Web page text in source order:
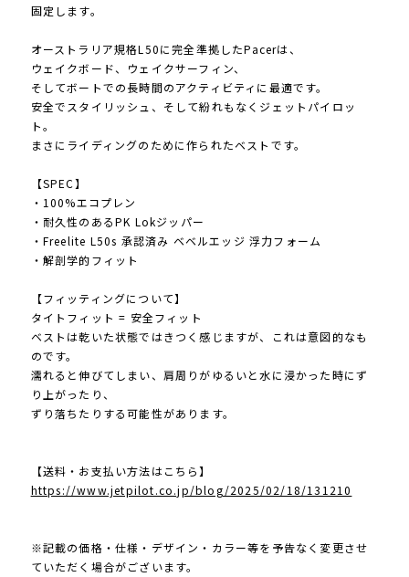
固定します。
オーストラリア規格L50に完全準拠したPacerは、
ウェイクボード、ウェイクサーフィン、
そしてボートでの長時間のアクティビティに最適です。
安全でスタイリッシュ、そして紛れもなくジェットパイロッ
ト。
まさにライディングのために作られたベストです。
【SPEC】
・100%エコプレン
・耐久性のあるPK Lokジッパー
・Freelite L50s 承認済み ベベルエッジ 浮力フォーム
・解剖学的フィット
【フィッティングについて】
タイトフィット = 安全フィット
ベストは乾いた状態ではきつく感じますが、これは意図的なも
のです。
濡れると伸びてしまい、肩周りがゆるいと水に浸かった時にず
り上がったり、
ずり落ちたりする可能性があります。
【送料・お支払い方法はこちら】
https://www.jetpilot.co.jp/blog/2025/02/18/131210
※記載の価格・仕様・デザイン・カラー等を予告なく変更させ
ていただく場合がございます。